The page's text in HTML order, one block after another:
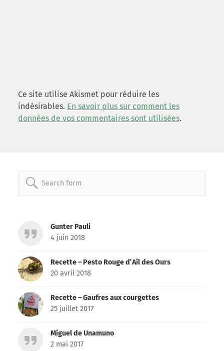
Ce site utilise Akismet pour réduire les
indésirables. En savoir plus sur comment les
données de vos commentaires sont utilisées.
Search
Gunter Pauli
4 juin 2018
Recette – Pesto Rouge d’Ail des Ours
20 avril 2018
Recette – Gaufres aux courgettes
25 juillet 2017
Miguel de Unamuno
2 mai 2017